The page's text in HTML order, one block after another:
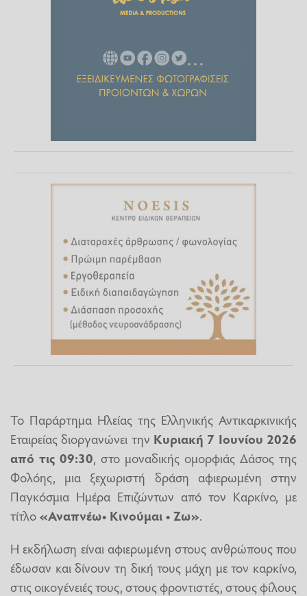
Το Παράρτημα Ηλείας της Ελληνικής Αντικαρκινικής
Εταιρείας διοργανώνει την Κυριακή 7 Ιουνίου 2026
από τις 09:30, στο μοναδικής ομορφιάς Δάσος της
Φολόης, μια ξεχωριστή δράση αφιερωμένη στην
Παγκόσμια Ημέρα Επιζώντων από τον Καρκίνο, με
τίτλο«Αναπνέω• Κινούμαι • Ζω».
Η εκδήλωση είναι αφιερωμένη στους ανθρώπους που
έδωσαν και δίνουν τη δική τους μάχη με τον καρκίνο,
στις οικογένειές τους, στους φροντιστές, στους φίλους